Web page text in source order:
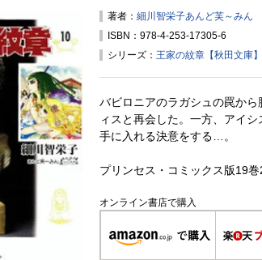
著者： 細川智栄子あんど芙～みん
ISBN：978-4-253-17305-6
シリーズ： 王家の紋章【秋田文庫】
バビロニアのラガシュの罠か
ィスと再会した。一方、アイ
手に入れる決意をする…。
プリンセス・コミックス版19
オンライン書店で購入